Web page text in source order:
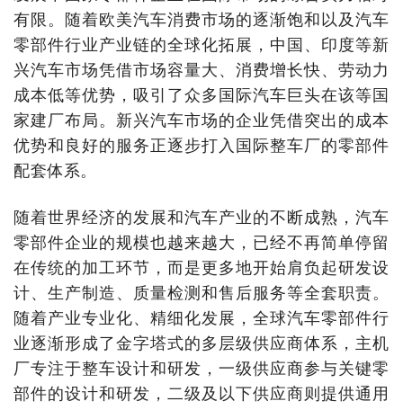
有限。随着欧美汽车消费市场的逐渐饱和以及汽车
零部件行业产业链的全球化拓展，中国、印度等新
兴汽车市场凭借市场容量大、消费增长快、劳动力
成本低等优势，吸引了众多国际汽车巨头在该等国
家建厂布局。新兴汽车市场的企业凭借突出的成本
优势和良好的服务正逐步打入国际整车厂的零部件
配套体系。
随着世界经济的发展和汽车产业的不断成熟，汽车
零部件企业的规模也越来越大，已经不再简单停留
在传统的加工环节，而是更多地开始肩负起研发设
计、生产制造、质量检测和售后服务等全套职责。
随着产业专业化、精细化发展，全球汽车零部件行
业逐渐形成了金字塔式的多层级供应商体系，主机
厂专注于整车设计和研发，一级供应商参与关键零
部件的设计和研发，二级及以下供应商则提供通用